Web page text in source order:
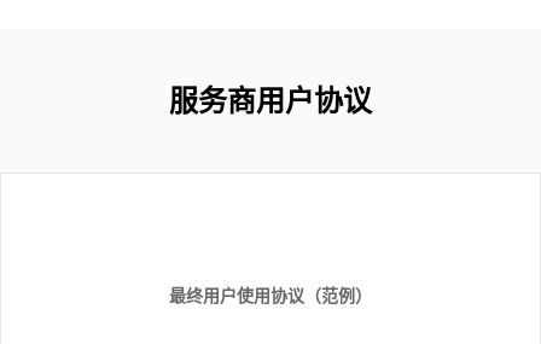
服务商用户协议
最终用户使用协议（范例）